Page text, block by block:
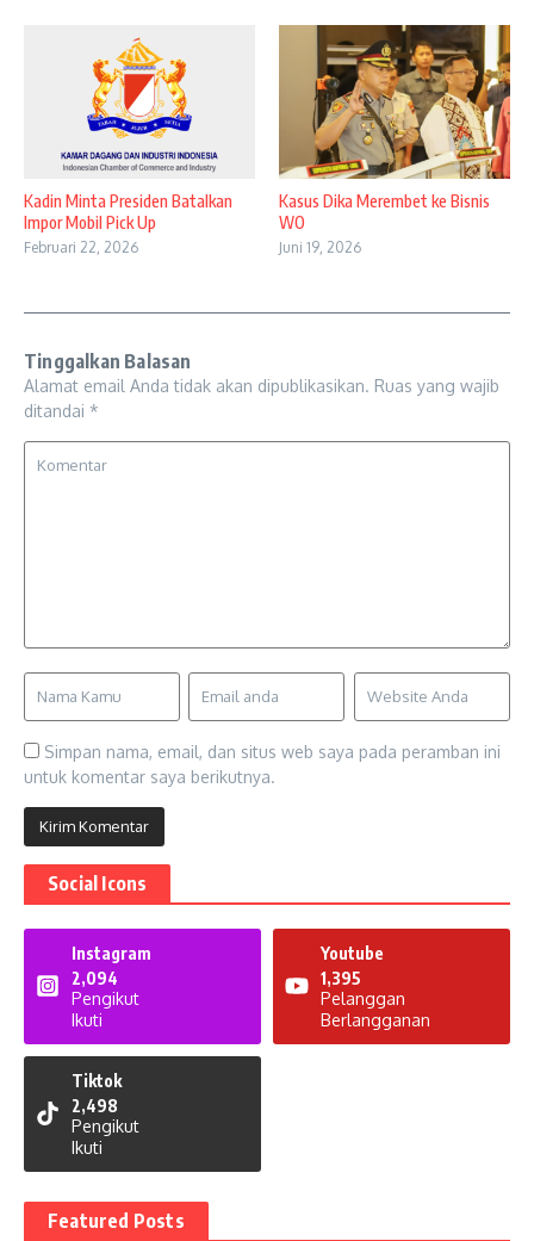
Kadin Minta Presiden Batalkan
Impor Mobil Pick Up
Februari 22, 2026
Kasus Dika Merembet ke Bisnis
WO
Juni 19, 2026
Tinggalkan Balasan
Alamat email Anda tidak akan dipublikasikan. Ruas yang wajib
ditandai *
Simpan nama, email, dan situs web saya pada peramban ini
untuk komentar saya berikutnya.
Social Icons
Instagram
2,094
Pengikut
Ikuti
Youtube
1,395
Pelanggan
Berlangganan
Tiktok
2,498
Pengikut
Ikuti
Featured Posts